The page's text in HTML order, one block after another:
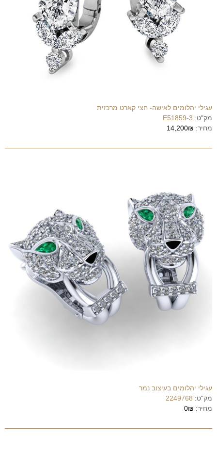
עגילי יהלומים לאישה- חצי קארט מרכזית
מק"ט: E51859-3
מחיר: 14,200₪
עגילי יהלומים בעיצוב נמר
מק"ט: 2249768
מחיר: 0₪